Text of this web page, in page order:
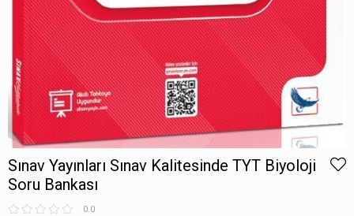
Sınav Yayınları Sınav Kalitesinde TYT Biyoloji
Soru Bankası
0.0